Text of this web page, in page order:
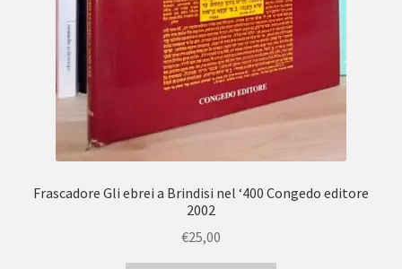
Frascadore Gli ebrei a Brindisi nel ‘400 Congedo editore
2002
€25,00